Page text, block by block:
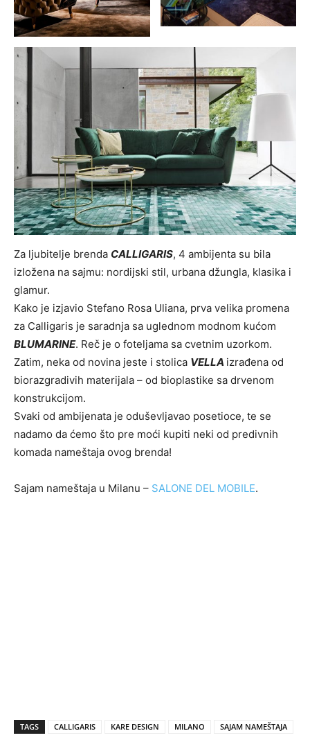
Za ljubitelje brenda CALLIGARIS, 4 ambijenta su bila
izložena na sajmu: nordijski stil, urbana džungla, klasika i
glamur.
Kako je izjavio Stefano Rosa Uliana, prva velika promena
za Calligaris je saradnja sa uglednom modnom kućom
BLUMARINE. Reč je o foteljama sa cvetnim uzorkom.
Zatim, neka od novina jeste i stolica VELLA izrađena od
biorazgradivih materijala – od bioplastike sa drvenom
konstrukcijom.
Svaki od ambijenata je oduševljavao posetioce, te se
nadamo da ćemo što pre moći kupiti neki od predivnih
komada nameštaja ovog brenda!
Sajam nameštaja u Milanu – SALONE DEL MOBILE.
TAGS CALLIGARIS KARE DESIGN MILANO SAJAM NAMEŠTAJA